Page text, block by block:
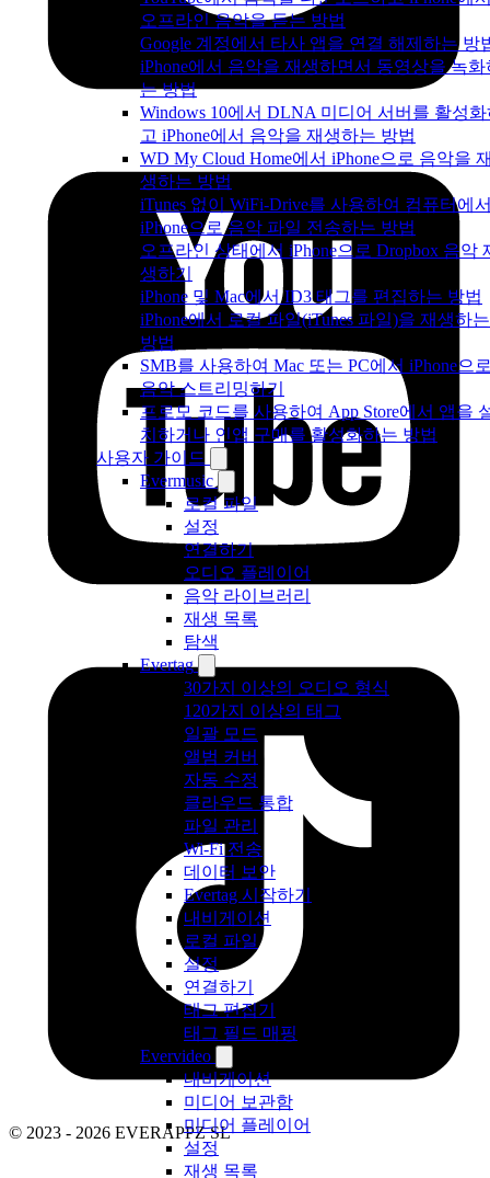
오프라인 음악을 듣는 방법
Google 계정에서 타사 앱을 연결 해제하는 방
iPhone에서 음악을 재생하면서 동영상을 녹화
는 방법
Windows 10에서 DLNA 미디어 서버를 활성
고 iPhone에서 음악을 재생하는 방법
WD My Cloud Home에서 iPhone으로 음악을
생하는 방법
iTunes 없이 WiFi-Drive를 사용하여 컴퓨터에
iPhone으로 음악 파일 전송하는 방법
오프라인 상태에서 iPhone으로 Dropbox 음악
생하기
iPhone 및 Mac에서 ID3 태그를 편집하는 방법
iPhone에서 로컬 파일(iTunes 파일)을 재생하는
방법
SMB를 사용하여 Mac 또는 PC에서 iPhone으
음악 스트리밍하기
프로모 코드를 사용하여 App Store에서 앱을
치하거나 인앱 구매를 활성화하는 방법
사용자 가이드
Evermusic
로컬 파일
설정
연결하기
오디오 플레이어
음악 라이브러리
재생 목록
탐색
Evertag
30가지 이상의 오디오 형식
120가지 이상의 태그
일괄 모드
앨범 커버
자동 수정
클라우드 통합
파일 관리
Wi-Fi 전송
데이터 보안
Evertag 시작하기
내비게이션
로컬 파일
설정
연결하기
태그 편집기
태그 필드 매핑
Evervideo
내비게이션
미디어 보관함
미디어 플레이어
설정
재생 목록
© 2023 - 2026 EVERAPPZ SL